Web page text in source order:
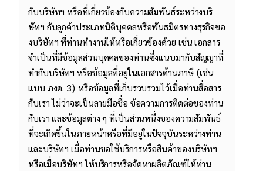
กับบริษัทฯ หรือที่เกี่ยวข้องกับความสัมพันธ์ระหว่างบริ
ษัทฯ กับลูกค้าประเภทนิติบุคคลหรือพันธมิตรทางธุรกิจขอ
งบริษัทฯ ที่ท่านทํางานให้หรือเกี่ยวข้องด้วย เช่น เอกสาร
จําเป็นที่มีข้อมูลส่วนบุคคลของท่านซึ่งแนบมากับสัญญาที่
ทำกับบริษัทฯ หรือข้อมูลที่อยู่ในเอกสารด้านภาษี (เช่น
แบบ ภงด. 3) หรือข้อมูลที่เก็บรวบรวมไว้เมื่อท่านสื่อสาร
กับเรา ไม่ว่าจะเป็นลายมือชื่อ ข้อความการติดต่อของท่าน
กับเรา และข้อมูลต่าง ๆ ที่เป็นส่วนหนึ่งของความสัมพันธ์
ที่จะเกิดขึ้นในภายหน้าหรือที่มีอยู่ในปัจจุบันระหว่างท่าน
และบริษัทฯ เมื่อท่านขอใช้บริการหรือสินค้าของบริษัทฯ
หรือเมื่อบริษัทฯ ให้บริการหรือจัดหาผลิตภัณฑ์ให้ท่าน